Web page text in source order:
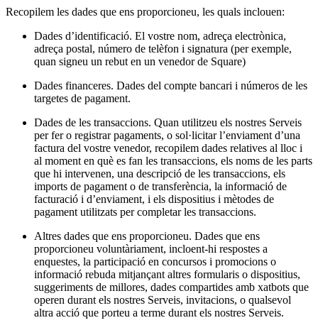
Tipos
Roba i accessoris
Mobles i articles per a la llar
Cellers i licoreries
Descobrir
Vista general
Centres de manicura i pedicura
Perruqueries
Centres de benestar
Barberies
Recopilem les dades que ens proporcioneu, les quals inclouen:
Dades d’identificació. El vostre nom, adreça electrònica,
adreça postal, número de telèfon i signatura (per exemple,
quan signeu un rebut en un venedor de Square)
Dades financeres. Dades del compte bancari i números de les
targetes de pagament.
Dades de les transaccions. Quan utilitzeu els nostres Serveis
per fer o registrar pagaments, o sol·licitar l’enviament d’una
factura del vostre venedor, recopilem dades relatives al lloc i
al moment en què es fan les transaccions, els noms de les parts
que hi intervenen, una descripció de les transaccions, els
imports de pagament o de transferència, la informació de
facturació i d’enviament, i els dispositius i mètodes de
pagament utilitzats per completar les transaccions.
Altres dades que ens proporcioneu. Dades que ens
proporcioneu voluntàriament, incloent-hi respostes a
enquestes, la participació en concursos i promocions o
informació rebuda mitjançant altres formularis o dispositius,
suggeriments de millores, dades compartides amb xatbots que
operen durant els nostres Serveis, invitacions, o qualsevol
altra acció que porteu a terme durant els nostres Serveis.